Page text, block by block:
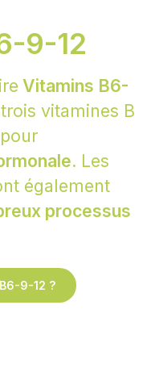
9-12
Vitamins B6-
vitamines B
Les
également
processus
9-12 ?